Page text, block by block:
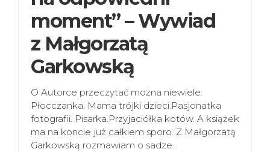
moment” – Wywiad
z Małgorzatą
Garkowską
O Autorce przeczytać można niewiele:
Płocczanka. Mama trójki dzieci.Pasjonatka
fotografii. Pisarka.Przyjaciółka kotów. A książek
ma na koncie już całkiem sporo. Z Małgorzatą
Garkowską rozmawiam o sadze…